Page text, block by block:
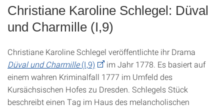
Christiane Karoline Schlegel: Düval
und Charmille (I,9)
Christiane Karoline Schlegel veröffentlichte ihr Drama
Düval und Charmille(I,9)
im Jahr 1778. Es basiert auf
einem wahren Kriminalfall 1777 im Umfeld des
Kursächsischen Hofes zu Dresden. Schlegels Stück
beschreibt einen Tag im Haus des melancholischen